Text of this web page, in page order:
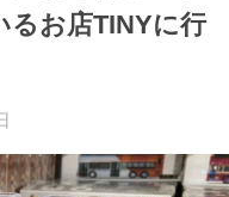
るお店TINYに行